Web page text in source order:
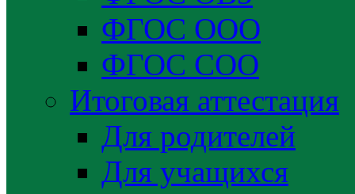
ФГОС ООО
ФГОС СОО
Итоговая аттестация
Для родителей
Для учащихся